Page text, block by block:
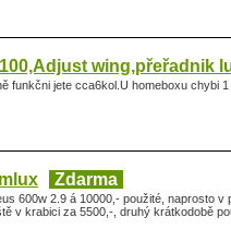
wing,přeřadnik
funkčni jete cca6kol.U homeboxu chybi
Zdarma
600w 2.9 á 10000,- použité, naprosto
v krabici za 5500,-, druhý krátkodobě